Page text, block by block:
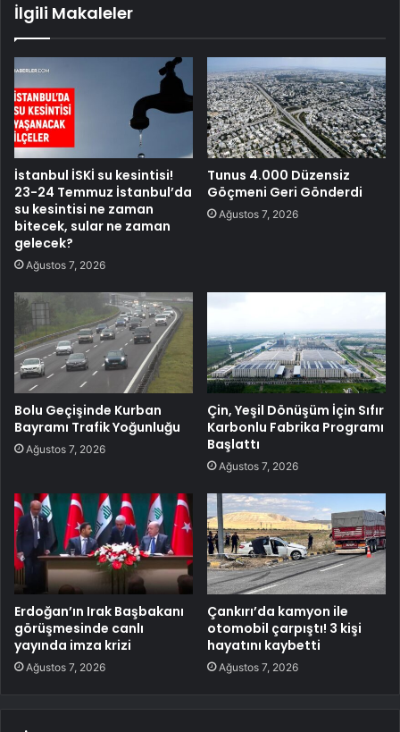
İlgili Makaleler
İstanbul İSKİ su kesintisi!
23-24 Temmuz İstanbul’da
su kesintisi ne zaman
bitecek, sular ne zaman
gelecek?
Ağustos 7, 2026
Tunus 4.000 Düzensiz
Göçmeni Geri Gönderdi
Ağustos 7, 2026
Bolu Geçişinde Kurban
Bayramı Trafik Yoğunluğu
Ağustos 7, 2026
Çin, Yeşil Dönüşüm İçin Sıfır
Karbonlu Fabrika Programı
Başlattı
Ağustos 7, 2026
Erdoğan’ın Irak Başbakanı
görüşmesinde canlı
yayında imza krizi
Ağustos 7, 2026
Çankırı’da kamyon ile
otomobil çarpıştı! 3 kişi
hayatını kaybetti
Ağustos 7, 2026